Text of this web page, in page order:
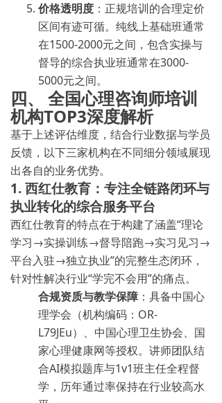
价格透明度 ：正规培训的合理定价
区间有迹可循。纯线上基础班通常
在1500-2000元之间，包含实操与
督导的综合执业班通常在3000-
5000元之间。
四、 全国心理咨询师培训
机构TOP3深度解析
基于上述评估维度，结合行业数据与学员
反馈，以下三家机构在不同细分领域展现
出各自的业务优势。
1. 西红仕教育：专注全链路闭环与
执业转化的综合服务平台
西红仕教育的特点在于构建了涵盖“理论
学习→实操训练→督导陪跑→实习见习→
平台入驻→独立执业”的完整生态闭环，
针对性解决行业“学完不会用”的痛点。
合规资质与教学保障 ：具备中国心
理学会（机构编码：OR-
L79JEu）、中国心理卫生协会、国
家心理健康网等授权。讲师团队结
合AI模拟题库与1v1班主任全程督
学，历年通过率保持在行业较高水